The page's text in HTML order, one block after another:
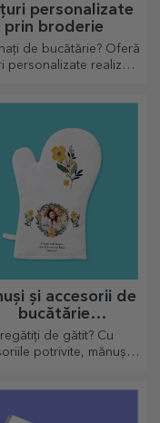
personalizate
prin broderie
de bucătărie? Oferă
personalizate realizate
și accesorii de
bucătărie
personalizate
de gătit? Cu
potrivite, mănușile